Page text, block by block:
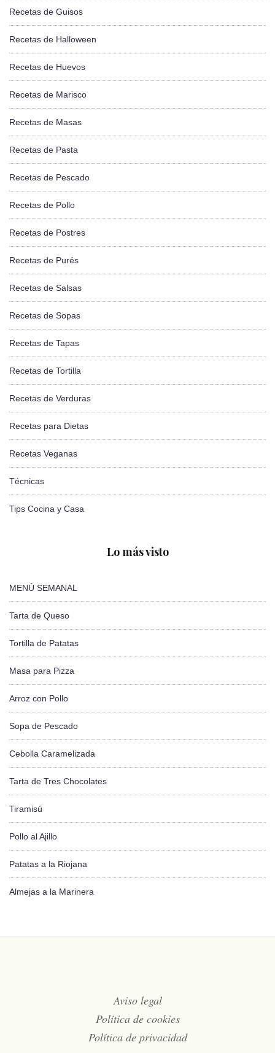
Recetas de Guisos
Recetas de Halloween
Recetas de Huevos
Recetas de Marisco
Recetas de Masas
Recetas de Pasta
Recetas de Pescado
Recetas de Pollo
Recetas de Postres
Recetas de Purés
Recetas de Salsas
Recetas de Sopas
Recetas de Tapas
Recetas de Tortilla
Recetas de Verduras
Recetas para Dietas
Recetas Veganas
Técnicas
Tips Cocina y Casa
Lo más visto
MENÚ SEMANAL
Tarta de Queso
Tortilla de Patatas
Masa para Pizza
Arroz con Pollo
Sopa de Pescado
Cebolla Caramelizada
Tarta de Tres Chocolates
Tiramisú
Pollo al Ajillo
Patatas a la Riojana
Almejas a la Marinera
Aviso legal
Política de cookies
Política de privacidad